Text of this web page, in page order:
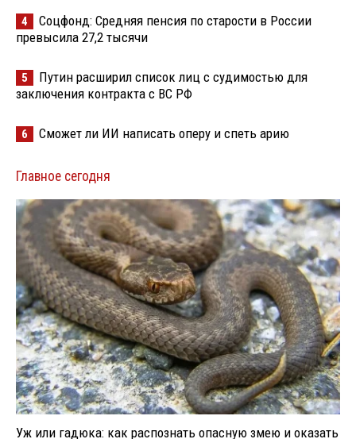
4
Соцфонд: Средняя пенсия по старости в России
превысила 27,2 тысячи
5
Путин расширил список лиц с судимостью для
заключения контракта с ВС РФ
6 Сможет ли ИИ написать оперу и спеть арию
Главное сегодня
Уж или гадюка: как распознать опасную змею и оказать